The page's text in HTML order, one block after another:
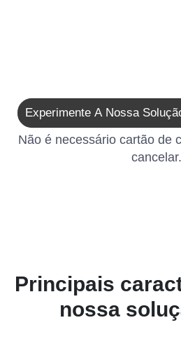
Experimente A Nossa
Não é necessário cartão de
cancelar.
Principais
nossa